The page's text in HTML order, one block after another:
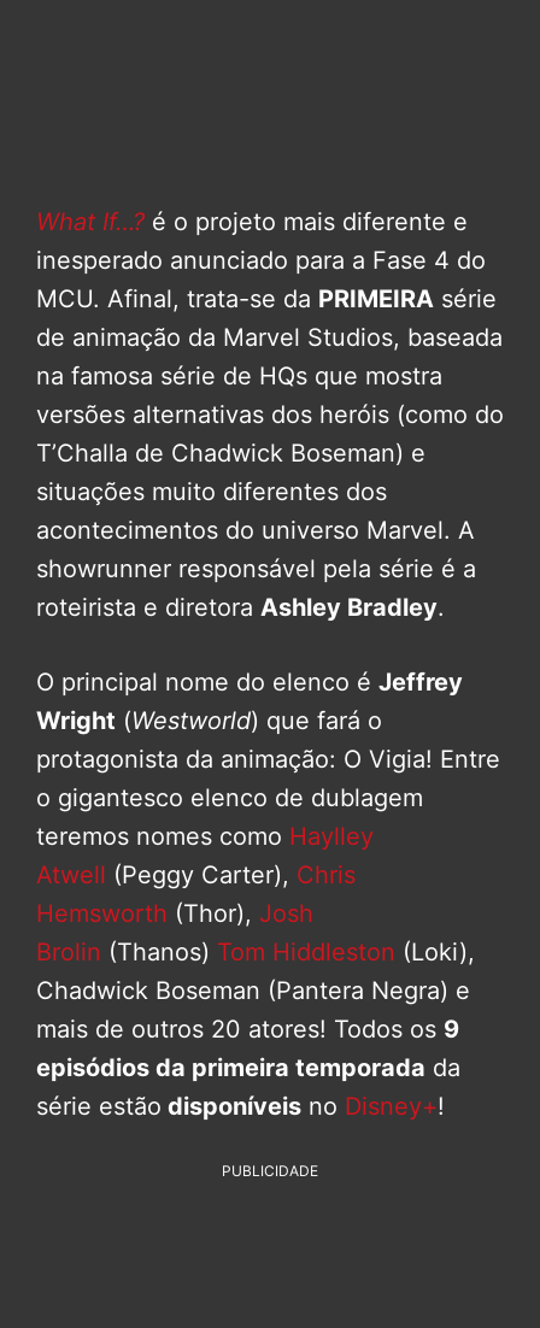
What If…? é o projeto mais diferente e
inesperado anunciado para a Fase 4 do
MCU. Afinal, trata-se da PRIMEIRA série
de animação da Marvel Studios, baseada
na famosa série de HQs que mostra
versões alternativas dos heróis (como do
T’Challa de Chadwick Boseman) e
situações muito diferentes dos
acontecimentos do universo Marvel. A
showrunner responsável pela série é a
roteirista e diretora Ashley Bradley.
O principal nome do elenco é Jeffrey
Wright (Westworld) que fará o
protagonista da animação: O Vigia! Entre
o gigantesco elenco de dublagem
teremos nomes como Haylley
Atwell (Peggy Carter), Chris
Hemsworth (Thor), Josh
Brolin (Thanos) Tom Hiddleston (Loki),
Chadwick Boseman (Pantera Negra) e
mais de outros 20 atores! Todos os 9
episódios da primeira temporada da
série estão disponíveis no Disney+!
PUBLICIDADE